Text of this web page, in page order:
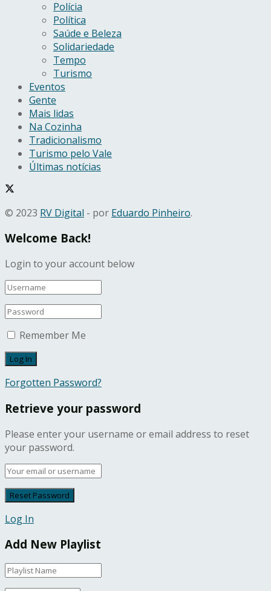
Polícia
Política
Saúde e Beleza
Solidariedade
Tempo
Turismo
Eventos
Gente
Mais lidas
Na Cozinha
Tradicionalismo
Turismo pelo Vale
Últimas notícias
© 2023 RV Digital - por Eduardo Pinheiro.
Welcome Back!
Login to your account below
Remember Me
Forgotten Password?
Retrieve your password
Please enter your username or email address to reset
your password.
Log In
Add New Playlist